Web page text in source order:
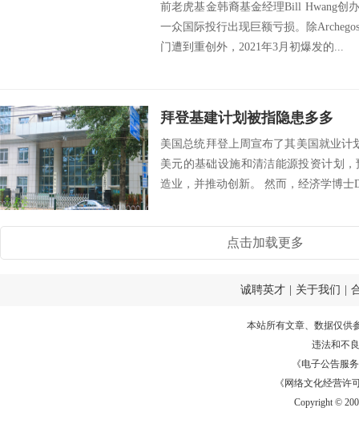
前老虎基金韩裔基金经理Bill Hwang创
一众国际投行出现巨额亏损。除
门遭到重创外，2021年3月初爆发的...
拜登基建计划被指隐患多多
美国总统拜登上周宣布了其美国就业计
美元的基础设施和清洁能源投资计划
造业，并推动创新。 然而，经济学博士
点击加载更多
诚聘英才 关于我们
本站所有文章、数据仅供
违法和不
《电子公告服务
《网络文化经营许
Copyright ©